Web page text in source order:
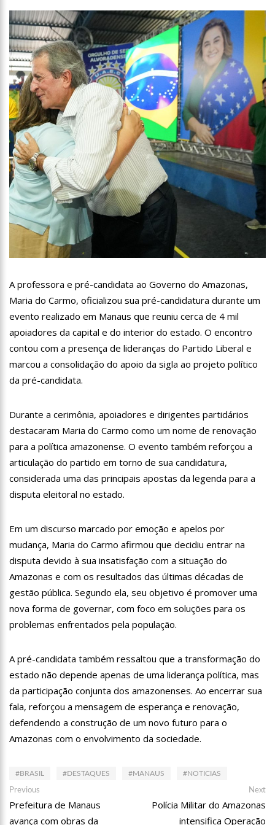
ainda sente cãibra no membro perdido
10:47 Morre aos 83 anos Astrud Gilberto, a voz de ‘Garota de
Ipanema’ em inglês
10:27 Prefeitura de Manaus lança ‘Pense Antes’ sobre prevenção e
combate às drogas nas escolas municipais
12:43 Um ano após morte de Dom e Bruno, indígenas pedem
investigação ampla
12:37 Carro invade contramão e atinge duas pessoas em
lanchonete na zona Norte
12:32
Homem leva garota de programa para hotel, é assaltado e
tem prejuízo de R$ 15 mil
12:29 Mulher corre o risco de ficar cega após brigar com
adolescente por namorado em Manaus
12:26 Ministros de Lula aproveitam aviões da FAB para passar fim
de semana em casa
12:21
Elymar Santos movimenta casa de praia Zezinho Corrêa com
os melhores sucessos da música romântica
12:18 Patrícia Abravanel fica aos prantos durante homenagem a
12:06 “Me sentia diminuído por ser conhecido como o gay do JN”,
diz Matheus Ribeiro
12:34
Negociação de paz fracassa no Sudão e rivais voltam a se
enfrentar
12:24 Prefeitura de Manaus divulga resultado preliminar do
Programa Bolsa Idiomas 2023
12:21 VÍDEO: Homem confessa que m4tou companheira em
Manaus e diz que vítima era “ciumenta”
12:09 Noivado de Luan Santana terminou após cantor se
reaproximar da ex, Jade Magalhães
12:01 Última Chamada: Convocação da lista de espera do Fies
encerra nesta sexta
11:53 Prefeitura de Manaus abre inscrições gratuitas para
treinamento sobre marketing digital
13:11 Sine Manaus oferta 284 vagas de emprego nesta quinta-
feira, 1º/6
13:06 Anna Carolina Jatobá pode ir para o regime aberto; veja
outros casos
13:01
VÍDEO: Influenciadoras são investigadas por crime de
racismo contra crianças
12:51 Modelo e jornalista falece após complicações durante
remoção de silicone industrial
12:17
Ataque em escola na Suécia deixa pelo menos três alunos
feridos
12:06 Petrobras reduz preços de querosene de aviação
11:57 Mais Médicos tem cerca de 34 mil profissionais inscritos
Ator de ‘Mulheres Apaixonadas’ expõe mensagens sem
16:13 Macabro: tia confessa ter esp4ncado sobrinha de 2 anos até
a m0rte no Amazonas; veja vídeo
A professora e pré-candidata ao Governo do Amazonas,
Maria do Carmo, oficializou sua pré-candidatura durante um
evento realizado em Manaus que reuniu cerca de 4 mil
apoiadores da capital e do interior do estado. O encontro
contou com a presença de lideranças do Partido Liberal e
marcou a consolidação do apoio da sigla ao projeto político
da pré-candidata.
Durante a cerimônia, apoiadores e dirigentes partidários
destacaram Maria do Carmo como um nome de renovação
para a política amazonense. O evento também reforçou a
articulação do partido em torno de sua candidatura,
considerada uma das principais apostas da legenda para a
disputa eleitoral no estado.
Em um discurso marcado por emoção e apelos por
mudança, Maria do Carmo afirmou que decidiu entrar na
disputa devido à sua insatisfação com a situação do
Amazonas e com os resultados das últimas décadas de
gestão pública. Segundo ela, seu objetivo é promover uma
nova forma de governar, com foco em soluções para os
problemas enfrentados pela população.
A pré-candidata também ressaltou que a transformação do
estado não depende apenas de uma liderança política, mas
da participação conjunta dos amazonenses. Ao encerrar sua
fala, reforçou a mensagem de esperança e renovação,
defendendo a construção de um novo futuro para o
Amazonas com o envolvimento da sociedade.
#BRASIL #DESTAQUES #MANAUS #NOTICIAS
Navegação
de
Previous
Prefeitura de Manaus
avança com obras da
Next
Polícia Militar do Amazonas
intensifica Operação